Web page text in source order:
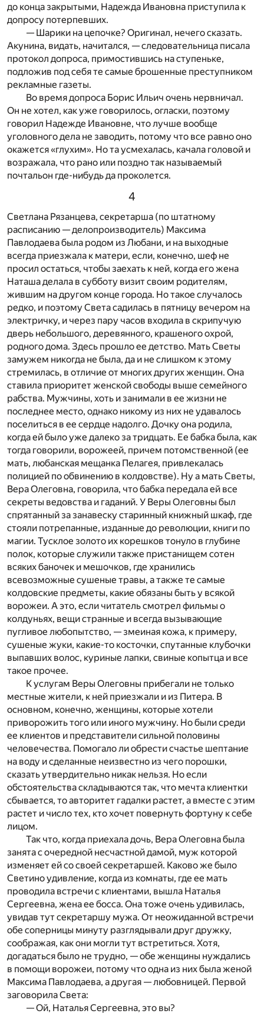
до конца закрытыми, Надежда Ивановна приступила к
допросу потерпевших.
— Шарики на цепочке? Оригинал, нечего сказать.
Акунина, видать, начитался, — следовательница писала
протокол допроса, примостившись на ступеньке,
подложив под себя те самые брошенные преступником
рекламные газеты.
Во время допроса Борис Ильич очень нервничал.
Он не хотел, как уже говорилось, огласки, поэтому
говорил Надежде Ивановне, что лучше вообще
уголовного дела не заводить, потому что все равно оно
окажется «глухим». Но та усмехалась, качала головой и
возражала, что рано или поздно так называемый
почтальон где-нибудь да проколется.
4
Светлана Рязанцева, секретарша (по штатному
расписанию — делопроизводитель) Максима
Павлодаева была родом из Любани, и на выходные
всегда приезжала к матери, если, конечно, шеф не
просил остаться, чтобы заехать к ней, когда его жена
Наташа делала в субботу визит своим родителям,
жившим на другом конце города. Но такое случалось
редко, и поэтому Света садилась в пятницу вечером на
электричку, и через пару часов входила в скрипучую
дверь небольшого, деревянного, крашеного охрой,
родного дома. Здесь прошло ее детство. Мать Светы
замужем никогда не была, да и не слишком к этому
стремилась, в отличие от многих других женщин. Она
ставила приоритет женской свободы выше семейного
рабства. Мужчины, хоть и занимали в ее жизни не
последнее место, однако никому из них не удавалось
поселиться в ее сердце надолго. Дочку она родила,
когда ей было уже далеко за тридцать. Ее бабка была, как
тогда говорили, ворожеей, причем потомственной (ее
мать, любанская мещанка Пелагея, привлекалась
полицией по обвинению в колдовстве). Ну а мать Светы,
Вера Олеговна, говорила, что бабка передала ей все
секреты ведовства и гаданий. У Веры Олеговны был
спрятанный за занавеску старинный книжный шкаф, где
стояли потрепанные, изданные до революции, книги по
магии. Тусклое золото их корешков тонуло в глубине
полок, которые служили также пристанищем сотен
всяких баночек и мешочков, где хранились
всевозможные сушеные травы, а также те самые
колдовские предметы, какие обязаны быть у всякой
ворожеи. А это, если читатель смотрел фильмы о
колдуньях, вещи странные и всегда вызывающие
пугливое любопытство, — змеиная кожа, к примеру,
сушеные жуки, какие-то косточки, спутанные клубочки
выпавших волос, куриные лапки, свиные копытца и все
такое прочее.
К услугам Веры Олеговны прибегали не только
местные жители, к ней приезжали и из Питера. В
основном, конечно, женщины, которые хотели
приворожить того или иного мужчину. Но были среди
ее клиентов и представители сильной половины
человечества. Помогало ли обрести счастье шептание
на воду и сделанные неизвестно из чего порошки,
сказать утвердительно никак нельзя. Но если
обстоятельства складываются так, что мечта клиентки
сбывается, то авторитет гадалки растет, а вместе с этим
растет и число тех, кто хочет повернуть фортуну к себе
лицом.
Так что, когда приехала дочь, Вера Олеговна была
занята с очередной несчастной дамой, муж которой
изменяет ей со своей секретаршей. Каково же было
Светино удивление, когда из комнаты, где ее мать
проводила встречи с клиентами, вышла Наталья
Сергеевна, жена ее босса. Она тоже очень удивилась,
увидав тут секретаршу мужа. От неожиданной встречи
обе соперницы минуту разглядывали друг дружку,
соображая, как они могли тут встретиться. Хотя,
догадаться было не трудно, — обе женщины нуждались
в помощи ворожеи, потому что одна из них была женой
Максима Павлодаева, а другая — любовницей. Первой
заговорила Света:
— Ой, Наталья Сергеевна, это вы?